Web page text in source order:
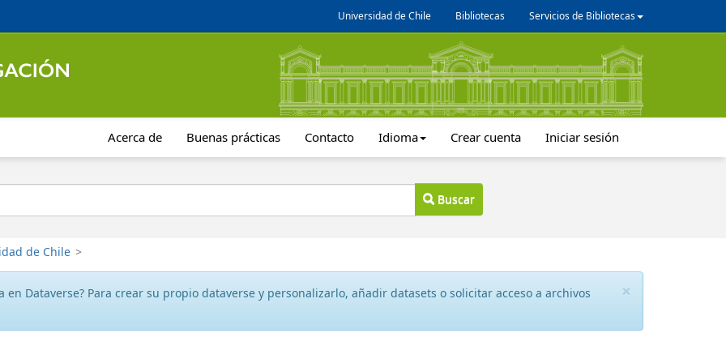
Universidad de Chile Bibliotecas Servicios de Bibliotecas
Acerca de Buenas prácticas Contacto Idioma Crear cuenta Iniciar sesión
Buscar
de Chile >
×
en Dataverse? Para crear su propio dataverse y personalizarlo, añadir datasets o solicitar acceso a archivos